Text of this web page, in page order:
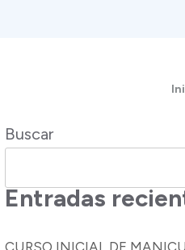
Buscar
Entradas
CURSO INICIAL DE